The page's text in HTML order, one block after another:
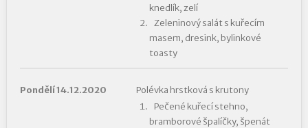
knedlík, zelí
Zeleninový salát s kuřecím
masem, dresink, bylinkové
toasty
Pondělí 14.12.2020
Polévka hrstková s krutony
Pečené kuřecí stehno,
bramborové špalíčky, špenát